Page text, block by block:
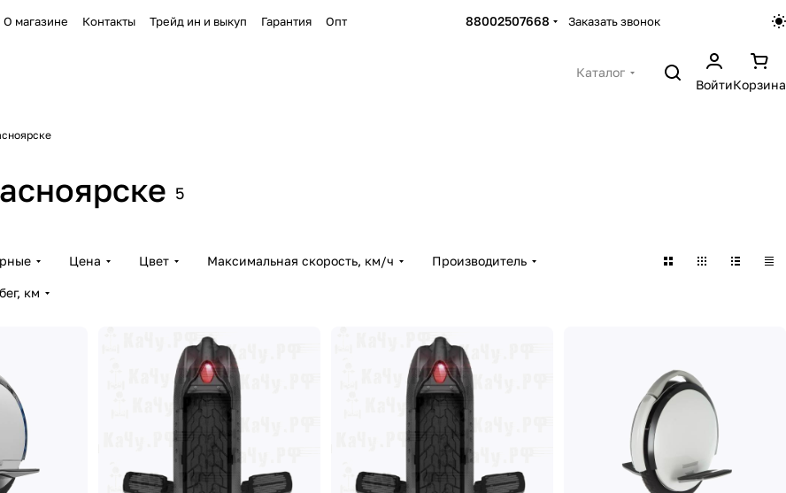
О магазине Контакты Трейд ин и выкуп Гарантия Опт 88002507668 Заказать звонок
Каталог
ВойтиКорзина
5
Цена Цвет Максимальная скорость, км/ч Производитель
км